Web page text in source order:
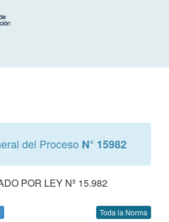
del Proceso N° 15982
POR LEY Nº 15.982
Toda la Norma